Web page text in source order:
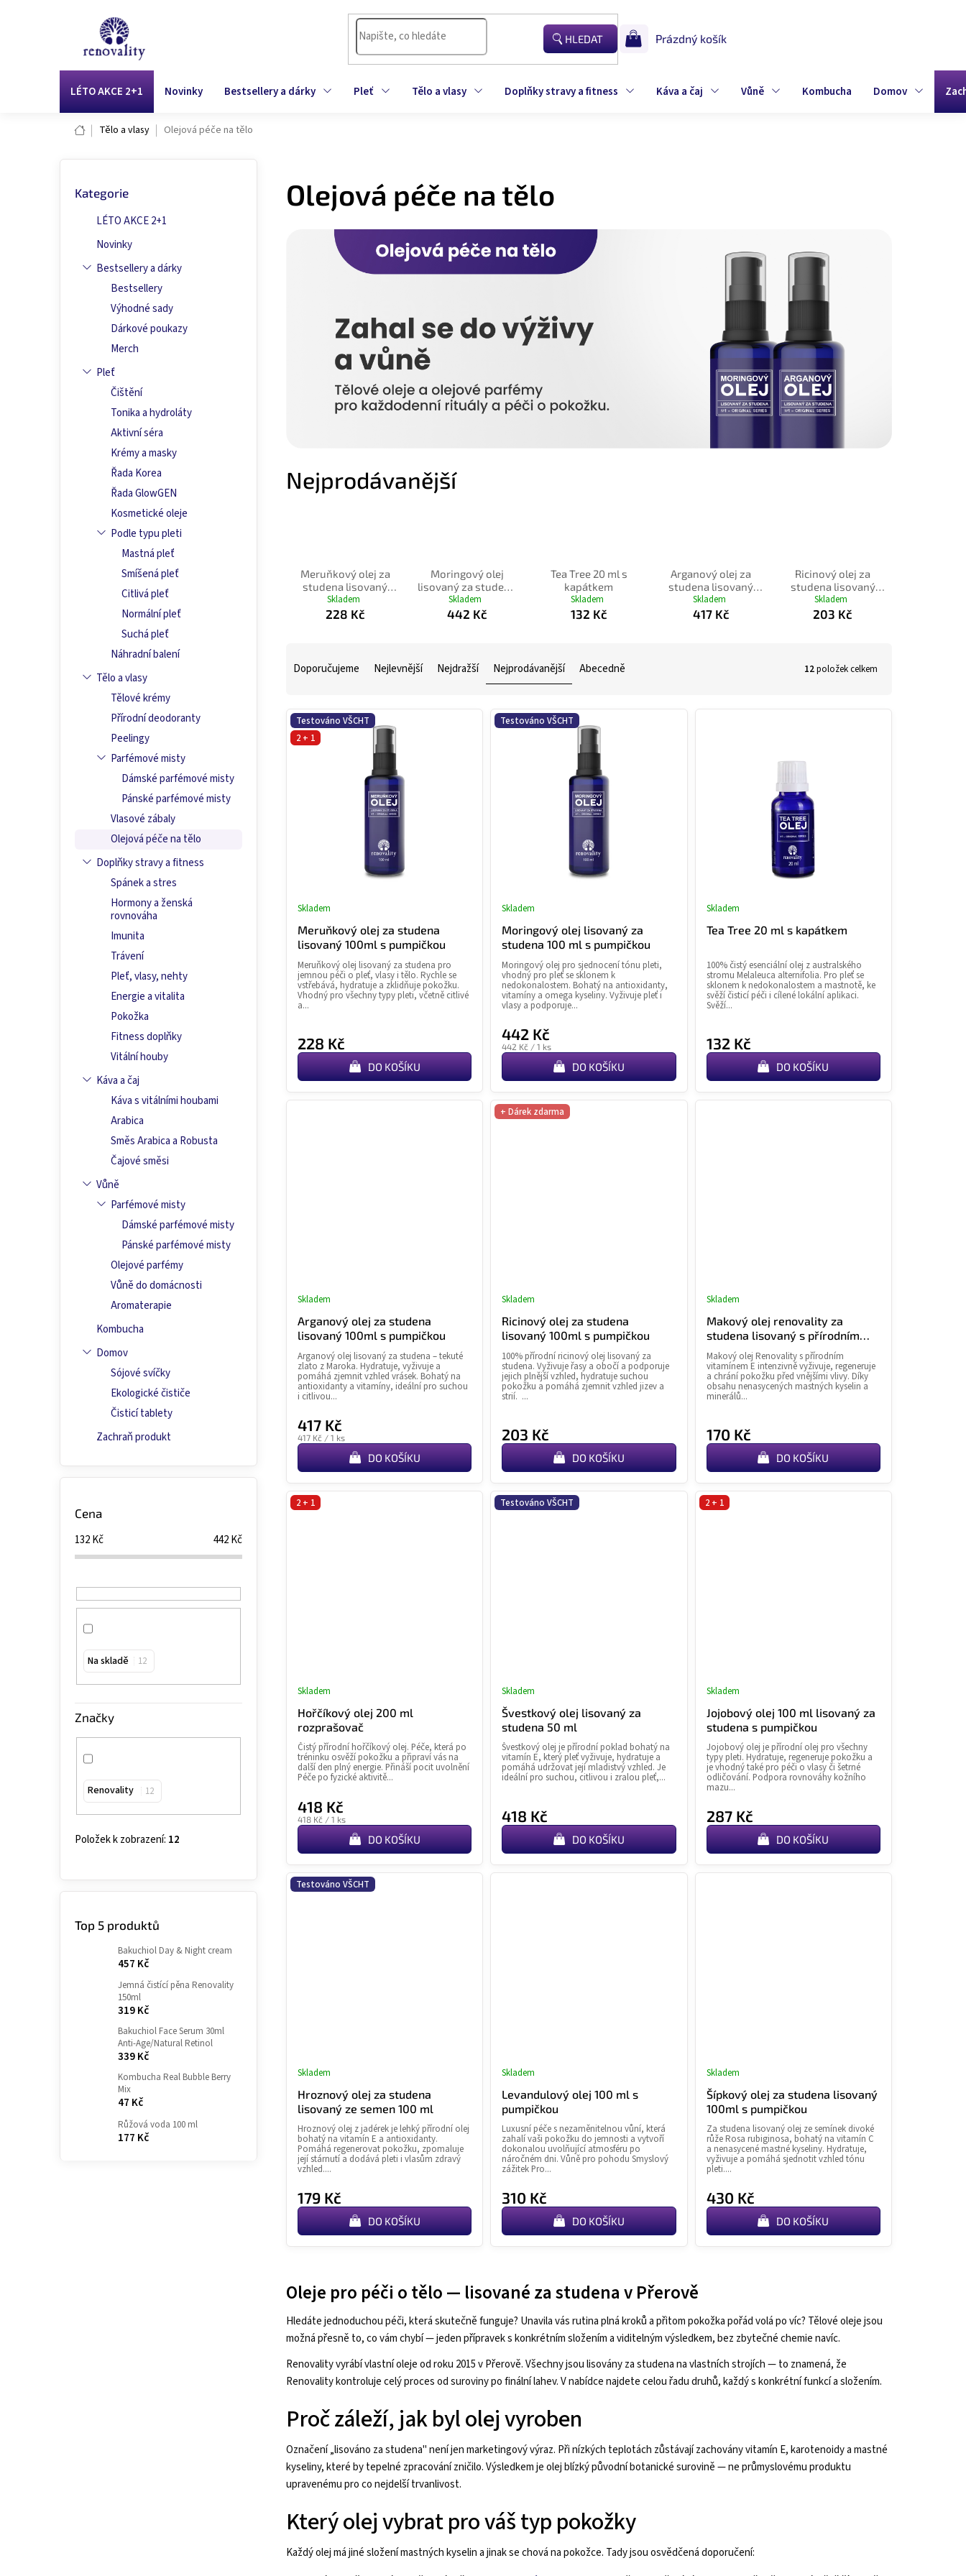
HLEDAT
NÁKUPNÍ
Prázdný košík
LÉTO AKCE 2+1 Novinky Bestsellery a dárky Pleť Tělo a vlasy Doplňky stravy a fitness Káva a čaj Vůně Kombucha Domov
DomůTělo a vlasy Olejová péče na tělo
kategorie
Kategorie
LÉTO AKCE 2+1
Novinky
Bestsellery a dárky
Bestsellery
Výhodné sady
Dárkové poukazy
Merch
Pleť
Čištění
Tonika a hydroláty
Aktivní séra
Krémy a masky
Řada Korea
Řada GlowGEN
Kosmetické oleje
Podle typu pleti
Mastná pleť
Smíšená pleť
Citlivá pleť
Normální pleť
Suchá pleť
Náhradní balení
Tělo a vlasy
Tělové krémy
Přírodní deodoranty
Peelingy
Parfémové misty
Dámské parfémové misty
Pánské parfémové misty
Vlasové zábaly
Olejová péče na tělo
Doplňky stravy a fitness
Spánek a stres
Hormony a ženská
rovnováha
Imunita
Trávení
Pleť, vlasy, nehty
Energie a vitalita
Pokožka
Fitness doplňky
Vitální houby
Káva a čaj
Káva s vitálními houbami
Arabica
Směs Arabica a Robusta
Čajové směsi
Vůně
Parfémové misty
Dámské parfémové misty
Pánské parfémové misty
Olejové parfémy
Vůně do domácnosti
Aromaterapie
Kombucha
Domov
Sójové svíčky
Ekologické čističe
Čisticí tablety
Zachraň produkt
Cena
132Kč 442Kč
Na skladě 12
Značky
Renovality 12
Položek k zobrazení: 12
Top 5 produktů
Bakuchiol Day & Night cream
457 Kč
Jemná čistící pěna Renovality
150ml
319 Kč
Bakuchiol Face Serum 30ml
Anti-Age/Natural Retinol
339 Kč
Kombucha Real Bubble Berry
Mix
47 Kč
Růžová voda 100 ml
177 Kč
Olejová péče na tělo
Nejprodávanější
Meruňkový olej za
studena lisovaný
100ml s pumpičkou
Skladem
228 Kč
Moringový olej
lisovaný za studena
100 ml s pumpičkou
Skladem
442 Kč
Tea Tree 20 ml s
kapátkem
Skladem
132 Kč
Arganový olej za
studena lisovaný
100ml s pumpičkou
Skladem
417 Kč
Ricinový olej za
studena lisovaný
100ml s pumpičkou
Skladem
203 Kč
n
p
Doporučujeme Nejlevnější Nejdražší Nejprodávanější Abecedně 12položek celkem
V
ý
p
Testováno VŠCHT
2 + 1
Meruňkový olej za studena
lisovaný 100ml s pumpičkou
hodnocení
produktu
je
4,9
z
5
Skladem
228 Kč
DO KOŠÍKU
Meruňkový olej lisovaný za studena pro
jemnou péči o pleť, vlasy i tělo. Rychle se
vstřebává, hydratuje a zklidňuje pokožku.
Vhodný pro všechny typy pleti, včetně citlivé
a...
Testováno VŠCHT
Moringový olej lisovaný za
studena 100 ml s pumpičkou
hodnocení
produktu
je
5,0
z
5
Skladem
442 Kč
Měrná
cena:
442 Kč / 1 ks
DO KOŠÍKU
Moringový olej pro sjednocení tónu pleti,
vhodný pro pleť se sklonem k
nedokonalostem. Bohatý na antioxidanty,
vitamíny a omega kyseliny. Vyživuje pleť i
vlasy a podporuje...
Tea Tree 20 ml s kapátkem
hodnocení
produktu
5,0
z
5
Skladem
132 Kč
DO KOŠÍKU
100% čistý esenciální olej z australského
stromu Melaleuca alternifolia. Pro pleť se
sklonem k nedokonalostem a mastnotě, ke
svěží čisticí péči i cílené lokální aplikaci.
Svěží...
Arganový olej za studena
lisovaný 100ml s pumpičkou
hodnocení
produktu
je
4,9
z
5
Skladem
417 Kč
Měrná
cena:
417 Kč / 1 ks
DO KOŠÍKU
Arganový olej lisovaný za studena – tekuté
zlato z Maroka. Hydratuje, vyživuje a
pomáhá zjemnit vzhled vrásek. Bohatý na
antioxidanty a vitamíny, ideální pro suchou
i citlivou...
+ Dárek zdarma
Ricinový olej za studena
lisovaný 100ml s pumpičkou
hodnocení
produktu
je
4,9
z
5
Skladem
203 Kč
DO KOŠÍKU
100% přírodní ricinový olej lisovaný za
studena. Vyživuje řasy a obočí a podporuje
jejich plnější vzhled, hydratuje suchou
pokožku a pomáhá zjemnit vzhled jizev a
strií. ...
Makový olej renovality za
studena lisovaný s přírodním
vitamínem E, 50 ml
hodnocení
produktu
je
4,7
z
5
Skladem
170 Kč
DO KOŠÍKU
Makový olej Renovality s přírodním
vitamínem E intenzivně vyživuje, regeneruje
a chrání pokožku před vnějšími vlivy. Díky
obsahu nenasycených mastných kyselin a
minerálů...
2 + 1
Hořčíkový olej 200 ml
rozprašovač
hodnocení
produktu
4,8
z
Skladem
418 Kč
Měrná
cena:
418 Kč / 1 ks
DO KOŠÍKU
Čistý přírodní hořčíkový olej. Péče, která po
tréninku osvěží pokožku a připraví vás na
další den plný energie. Přináší pocit uvolnění
Péče po fyzické aktivitě...
Testováno VŠCHT
Švestkový olej lisovaný za
studena 50 ml
hodnocení
produktu
4,9
z
5
Skladem
418 Kč
DO KOŠÍKU
Švestkový olej je přírodní poklad bohatý na
vitamín E, který pleť vyživuje, hydratuje a
pomáhá udržovat její mladistvý vzhled. Je
ideální pro suchou, citlivou i zralou pleť,...
2 + 1
Jojobový olej 100 ml lisovaný za
studena s pumpičkou
hodnocení
produktu
je
5,0
z
5
Skladem
287 Kč
DO KOŠÍKU
Jojobový olej je přírodní olej pro všechny
typy pleti. Hydratuje, regeneruje pokožku a
je vhodný také pro péči o vlasy či šetrné
odličování. Podpora rovnováhy kožního
mazu...
Testováno VŠCHT
Hroznový olej za studena
lisovaný ze semen 100 ml
hodnocení
produktu
je
4,4
z
5
Skladem
179 Kč
DO KOŠÍKU
Hroznový olej z jadérek je lehký přírodní olej
bohatý na vitamín E a antioxidanty.
Pomáhá regenerovat pokožku, zpomaluje
její stárnutí a dodává pleti i vlasům zdravý
vzhled....
Levandulový olej 100 ml s
pumpičkou
hodnocení
produktu
5,0
z
5
Skladem
310 Kč
DO KOŠÍKU
Luxusní péče s nezaměnitelnou vůní, která
zahalí vaši pokožku do jemnosti a vytvoří
dokonalou uvolňující atmosféru po
náročném dni. Vůně pro pohodu Smyslový
zážitek Pro...
Šípkový olej za studena lisovaný
100ml s pumpičkou
hodnocení
produktu
4,5
z
5
Skladem
430 Kč
DO KOŠÍKU
Za studena lisovaný olej ze semínek divoké
růže Rosa rubiginosa, bohatý na vitamín C
a nenasycené mastné kyseliny. Hydratuje,
vyživuje a pomáhá sjednotit vzhled tónu
pleti....
v
l
á
d
í
p
v
k
Oleje pro péči o tělo — lisované za studena v Přerově
Hledáte jednoduchou péči, která skutečně funguje? Unavila vás rutina plná kroků a přitom pokožka pořád volá po víc? Tělové oleje jsou
možná přesně to, co vám chybí — jeden přípravek s konkrétním složením a viditelným výsledkem, bez zbytečné chemie navíc.
Renovality vyrábí vlastní oleje od roku 2015 v Přerově. Všechny jsou lisovány za studena na vlastních strojích — to znamená, že
Renovality kontroluje celý proces od suroviny po finální lahev. V nabídce najdete celou řadu druhů, každý s konkrétní funkcí a složením.
Proč záleží, jak byl olej vyroben
Označení „lisováno za studena" není jen marketingový výraz. Při nízkých teplotách zůstávají zachovány vitamín E, karotenoidy a mastné
kyseliny, které by tepelné zpracování zničilo. Výsledkem je olej blízký původní botanické surovině — ne průmyslovému produktu
upravenému pro co nejdelší trvanlivost.
Který olej vybrat pro váš typ pokožky
Každý olej má jiné složení mastných kyselin a jinak se chová na pokožce. Tady jsou osvědčená doporučení: